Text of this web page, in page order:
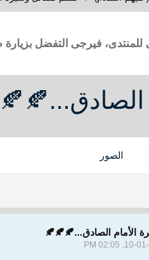
للمنتدى، فيرجى التفضل
الصور
الأمام الصادق...🍂🍂🍂
10-01-